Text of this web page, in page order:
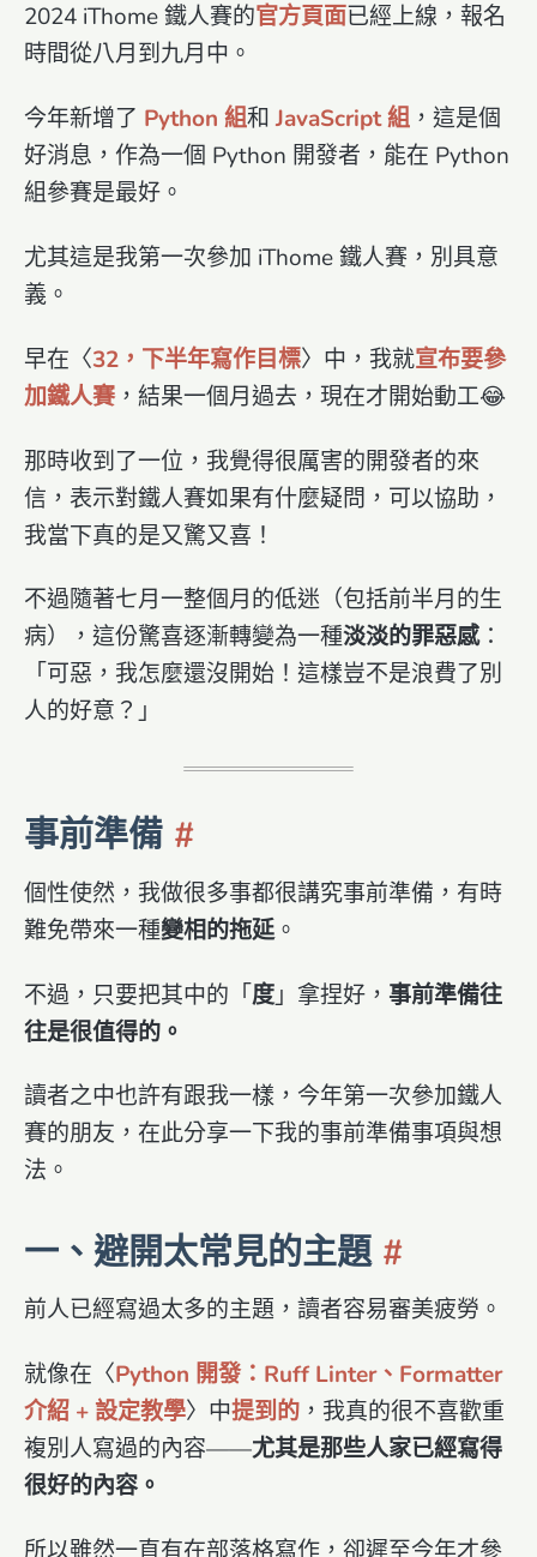
2024 iThome 鐵人賽的官方頁面已經上線，報名
時間從八月到九月中。
今年新增了 Python 組和JavaScript 組 ，這是個
好消息，作為一個 Python 開發者，能在 Python
組參賽是最好。
尤其這是我第一次參加 iThome 鐵人賽，別具意
義。
早在〈32，下半年寫作目標〉中，我就宣布要參
加鐵人賽，結果一個月過去，現在才開始動工😂
那時收到了一位，我覺得很厲害的開發者的來
信，表示對鐵人賽如果有什麼疑問，可以協助，
我當下真的是又驚又喜！
不過隨著七月一整個月的低迷（包括前半月的生
病），這份驚喜逐漸轉變為一種淡淡的罪惡感：
「可惡，我怎麼還沒開始！這樣豈不是浪費了別
人的好意？」
事前準備
個性使然，我做很多事都很講究事前準備，有時
難免帶來一種變相的拖延。
不過，只要把其中的「度」拿捏好， 事前準備往
往是很值得的。
讀者之中也許有跟我一樣，今年第一次參加鐵人
賽的朋友，在此分享一下我的事前準備事項與想
法。
一、避開太常見的主題
前人已經寫過太多的主題，讀者容易審美疲勞。
就像在〈Python 開發：Ruff Linter、Formatter
介紹 + 設定教學〉中提到的 ，我真的很不喜歡重
複別人寫過的內容——尤其是那些人家已經寫得
很好的內容。